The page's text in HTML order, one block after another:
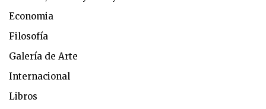
Economia
Filosofía
Galería de Arte
Internacional
Libros